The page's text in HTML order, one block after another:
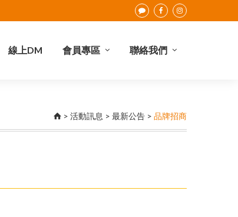
線上DM 會員專區 聯絡我們
> 活動訊息 > 最新公告 > 品牌招商